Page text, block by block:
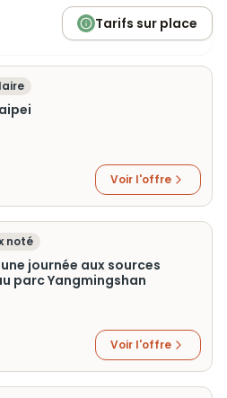
Tarifs sur place
Voir l'offre
noté
journée aux sources
parc Yangmingshan
Voir l'offre